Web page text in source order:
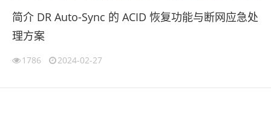
简介 DR Auto-Sync 的 ACID 恢复功能与断网应急处
理方案
1786 2024-02-27